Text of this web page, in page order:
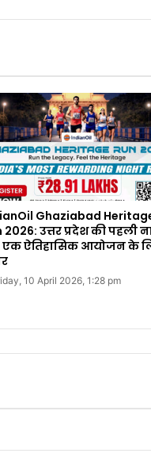
Ghaziabad
2026: उत्तर प्रदेश की पहली
एक ऐतिहासिक आयोजन के
10 April 2026, 1:28 pm